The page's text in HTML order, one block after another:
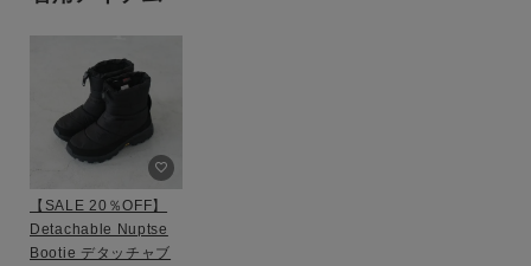
【SALE 20％OFF】
Detachable Nuptse
Bootie デタッチャブ